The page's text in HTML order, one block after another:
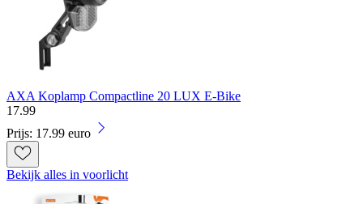
AXA Koplamp Compactline 20 LUX E-Bike
17.99
Prijs: 17.99 euro
Bekijk alles in voorlicht